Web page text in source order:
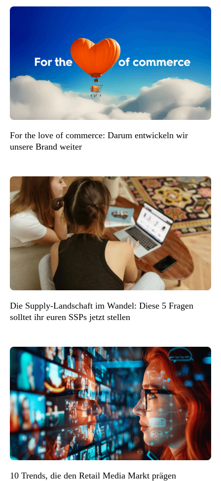
For the love of commerce: Darum entwickeln wir
unsere Brand weiter
Die Supply-Landschaft im Wandel: Diese 5 Fragen
solltet ihr euren SSPs jetzt stellen
10 Trends, die den Retail Media Markt prägen